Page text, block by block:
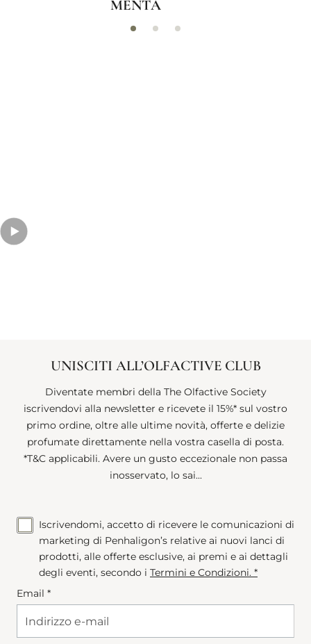
MENTA
UNISCITI ALL’OLFACTIVE CLUB
Diventate membri della The Olfactive Society
iscrivendovi alla newsletter e ricevete il 15%* sul vostro
primo ordine, oltre alle ultime novità, offerte e delizie
profumate direttamente nella vostra casella di posta.
*T&C applicabili. Avere un gusto eccezionale non passa
inosservato, lo sai...
Iscrivendomi, accetto di ricevere le comunicazioni di
marketing di Penhaligon’s relative ai nuovi lanci di
prodotti, alle offerte esclusive, ai premi e ai dettagli
degli eventi, secondo i Termini e Condizioni. *
Email *